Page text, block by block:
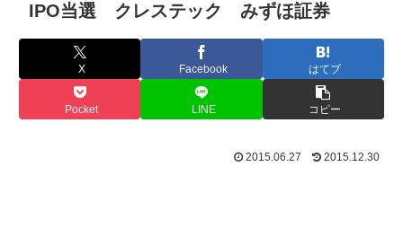
IPO当選 クレステック みずほ証券
X Facebook はてブ
Pocket LINE コピー
2015.06.27 2015.12.30